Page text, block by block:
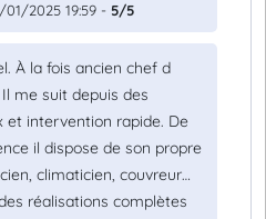
2025 19:59 - 5/5
À la fois ancien chef d
me suit depuis des
et intervention rapide. De
il dispose de son propre
climaticien, couvreur…
réalisations complètes